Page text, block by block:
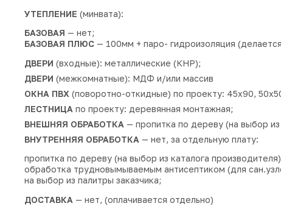
УТЕПЛЕНИЕ (минвата):
БАЗОВАЯ — нет;
БАЗОВАЯ ПЛЮС — 100мм + паро- гидроизоляция
ДВЕРИ (входные): металлические (КНР);
ДВЕРИ (межкомнатные): МДФ и/или массив
ОКНА ПВХ (поворотно-откидные) по проекту: 45х90,
ЛЕСТНИЦА по проекту: деревянная монтажная;
ВНЕШНЯЯ ОБРАБОТКА — пропитка по дереву (на выбор
ВНУТРЕННЯЯ ОБРАБОТКА — нет, за отдельную плату:
пропитка по дереву (на выбор из каталога
обработка трудновымываемым антисептиком (для
на выбор из палитры заказчика;
ДОСТАВКА — нет, (оплачивается отдельно)